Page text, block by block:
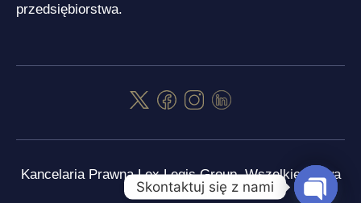
przedsiębiorstwa.
Kancelaria Prawna Lex Legis Group. Wszelkie prawa
zastrzeżone.
Skontaktuj się z nami